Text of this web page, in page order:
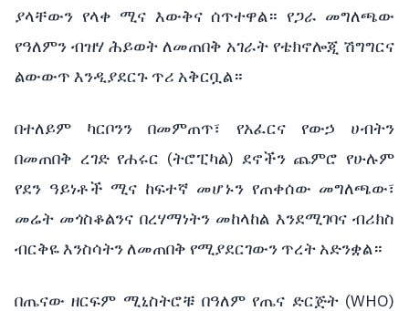
ያላቸውን የላቀ ሚና እውቅና ሰጥተዋል። የጋራ መግለጫው
የዓለምን ብዝሃ ሕይወት ለመጠበቅ አገራት የቴክኖሎጂ ሽግግርና
ልውውጥ እንዲያደርጉ ጥሪ አቅርቧል።
በተለይም ካርቦንን በመምጠጥ፣ የአፈርና የውኃ ሀብትን
በመጠበቅ ረገድ የሐሩር (ትሮፒካል) ደኖችን ጨምሮ የሁሉም
የደን ዓይነቶች ሚና ከፍተኛ መሆኑን የጠቀሰው መግለጫው፣
መሬት መጎስቆልንና በረሃማነትን መከላከል እንደሚገባና ብሪክስ
ብርቅዬ እንስሳትን ለመጠበቅ የሚያደርገውን ጥረት አድንቋል።
በጤናው ዘርፍም ሚኒስትሮቹ በዓለም የጤና ድርጅት (WHO)